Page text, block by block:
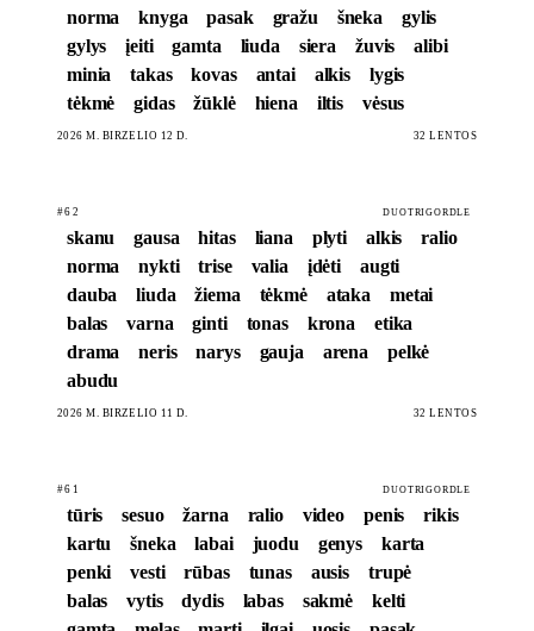
norma
knyga pasak gražu šneka
gylis
gylys
įeiti gamta liuda siera žuvis
alibi
minia
takas kovas antai alkis
lygis
tėkmė
gidas žūklė hiena iltis vėsus
2026 M. BIRŽELIO 12 D. 32 LENTOS
#62 DUOTRIGORDLE
skanu gausa hitas liana plyti alkis
ralio
norma
nykti trise valia įdėti
augti
dauba
liuda žiema tėkmė ataka
metai
balas
varna ginti tonas krona
etika
drama
neris narys gauja arena
pelkė
abudu
2026 M. BIRŽELIO 11 D. 32 LENTOS
#61 DUOTRIGORDLE
tūris sesuo žarna ralio video penis
rikis
kartu
šneka labai juodu genys
karta
penki
vesti rūbas tunas ausis
trupė
balas
vytis dydis labas sakmė
kelti